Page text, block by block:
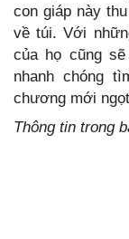
con giáp này
về túi. Với
của họ cũng
nhanh chóng
chương mới
Thông tin trong